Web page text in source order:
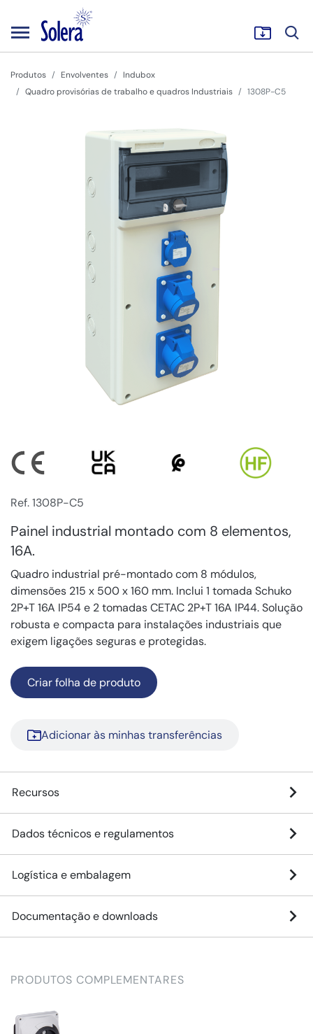
Produtos Envolventes
Indubox
Quadro provisórias de trabalho e quadros Industriais
1308P-C5
Ref. 1308P-C5
Painel industrial montado com 8 elementos,
16A.
Quadro industrial pré-montado com 8 módulos,
dimensões 215 x 500 x 160 mm. Inclui 1 tomada Schuko
2P+T 16A IP54 e 2 tomadas CETAC 2P+T 16A IP44. Solução
robusta e compacta para instalações industriais que
exigem ligações seguras e protegidas.
Criar folha de produto
Adicionar às minhas transferências
Recursos
Dados técnicos e regulamentos
Logística e embalagem
Documentação e downloads
PRODUTOS COMPLEMENTARES